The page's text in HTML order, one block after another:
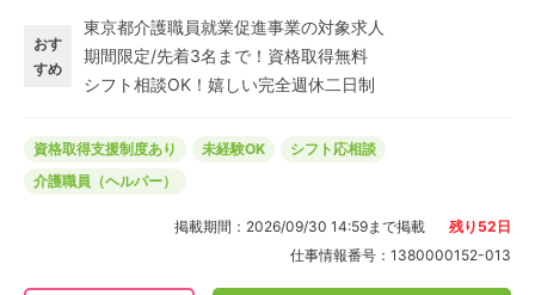
制度です。 ・講座受講中も給与、交通費をお支払いしま
す。 ・最長6ヶ月間ですが、双方の合意により正社員と
して継続勤務も可能です。 #####
おす
すめ
東京都介護職員就業促進事業の対象求人
期間限定/先着3名まで！資格取得無料
シフト相談OK！嬉しい完全週休二日制
資格取得支援制度あり 未経験OK
シフト応相談
介護職員（ヘルパー）
掲載期間： 2026/09/30 14:59まで掲載 残り 52 日
仕事情報番号： 1380000152-013